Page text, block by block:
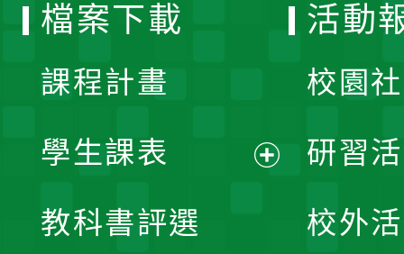
檔案下載
課程計畫
學生課表
教科書評選
活動
校園
研習
校外